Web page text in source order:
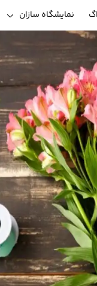
نمایشگاه سازان